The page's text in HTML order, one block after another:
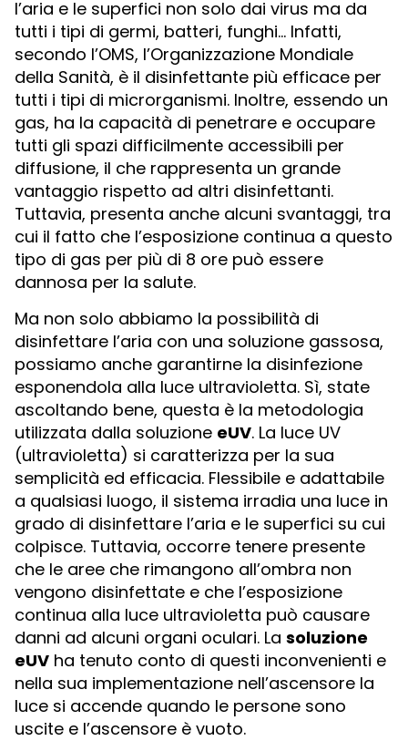
l’aria e le superfici non solo dai virus ma da
tutti i tipi di germi, batteri, funghi… Infatti,
secondo l’OMS, l’Organizzazione Mondiale
della Sanità, è il disinfettante più efficace per
tutti i tipi di microrganismi. Inoltre, essendo un
gas, ha la capacità di penetrare e occupare
tutti gli spazi difficilmente accessibili per
diffusione, il che rappresenta un grande
vantaggio rispetto ad altri disinfettanti.
Tuttavia, presenta anche alcuni svantaggi, tra
cui il fatto che l’esposizione continua a questo
tipo di gas per più di 8 ore può essere
dannosa per la salute.
Ma non solo abbiamo la possibilità di
disinfettare l’aria con una soluzione gassosa,
possiamo anche garantirne la disinfezione
esponendola alla luce ultravioletta. Sì, state
ascoltando bene, questa è la metodologia
utilizzata dalla soluzione eUV. La luce UV
(ultravioletta) si caratterizza per la sua
semplicità ed efficacia. Flessibile e adattabile
a qualsiasi luogo, il sistema irradia una luce in
grado di disinfettare l’aria e le superfici su cui
colpisce. Tuttavia, occorre tenere presente
che le aree che rimangono all’ombra non
vengono disinfettate e che l’esposizione
continua alla luce ultravioletta può causare
danni ad alcuni organi oculari. La soluzione
eUV ha tenuto conto di questi inconvenienti e
nella sua implementazione nell’ascensore la
luce si accende quando le persone sono
uscite e l’ascensore è vuoto.